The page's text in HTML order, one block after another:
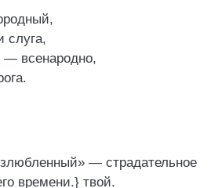
слуга,
— всенародно,
— страдательное
времени.} твой.